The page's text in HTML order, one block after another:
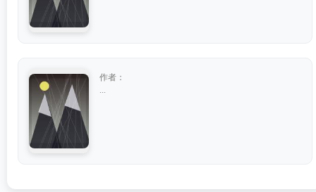
作者：